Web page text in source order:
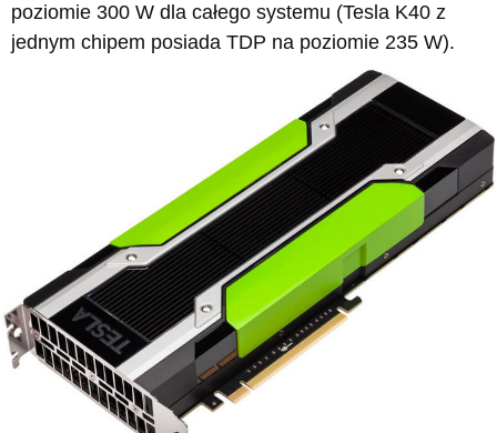
poziomie 300 W dla całego systemu (Tesla K40 z
jednym chipem posiada TDP na poziomie 235 W).